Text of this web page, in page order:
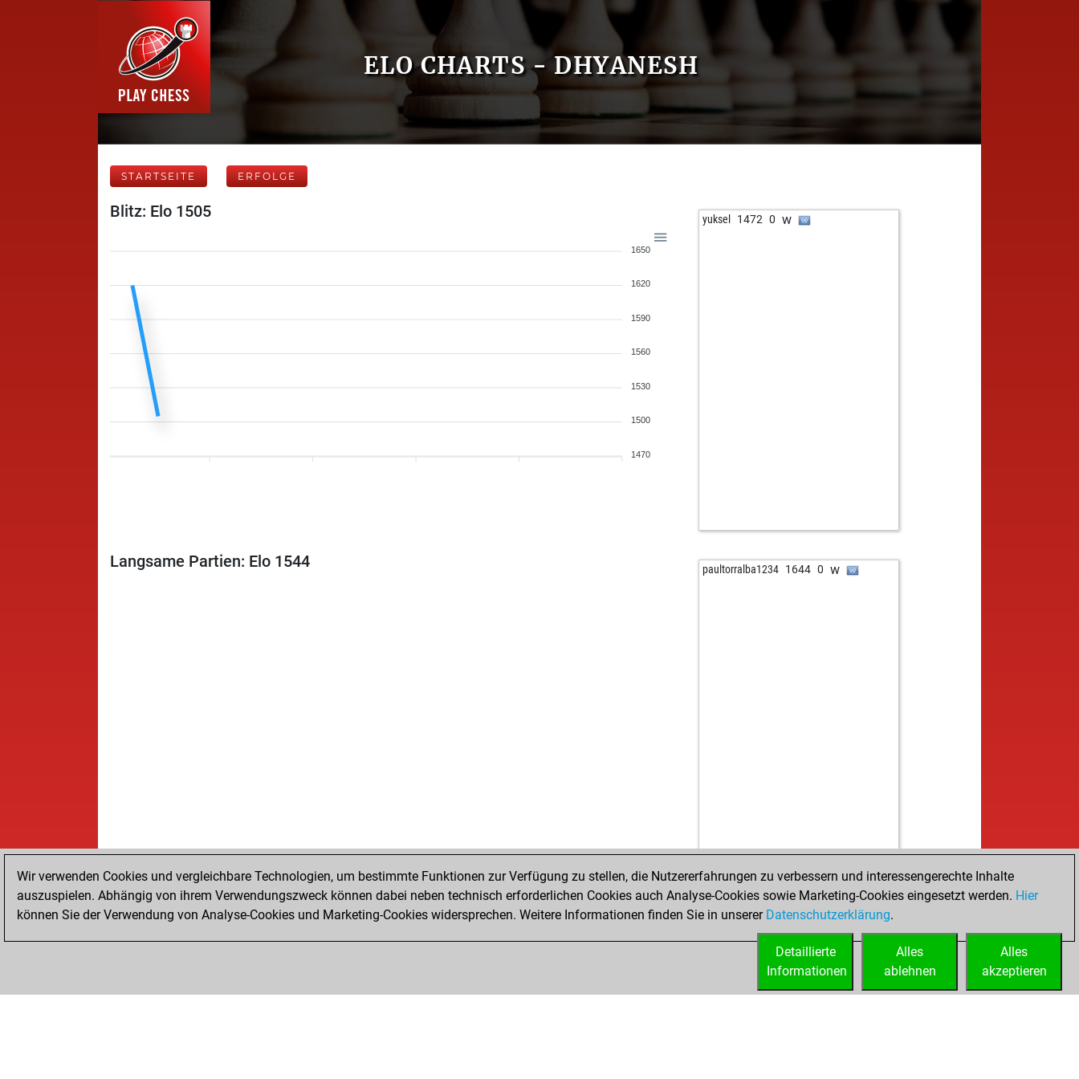
ELO CHARTS - DHYANESH
STARTSEITE ERFOLGE
Blitz: Elo 1505
1650
1620
1590
1560
1530
1500
1470
yuksel 1472 0 w
Langsame Partien: Elo 1544 paultorralba1234 1644 0 w
STARTSEITE
Wir verwenden Cookies und vergleichbare Technologien, um bestimmte Funktionen zur Verfügung zu stellen, die Nutzererfahrungen zu verbessern und interessengerechte Inhalte
auszuspielen. Abhängig von ihrem Verwendungszweck können dabei neben technisch erforderlichen Cookies auch Analyse-Cookies sowie Marketing-Cookies eingesetzt werden. Hier
können Sie der Verwendung von Analyse-Cookies und Marketing-Cookies widersprechen. Weitere Informationen finden Sie in unserer Datenschutzerklärung.
Alles
akzeptieren
Alles
ablehnen
Detaillierte
Informationen